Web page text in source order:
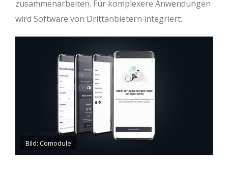
zusammenarbeiten. Für komplexere Anwendungen
wird Software von Drittanbietern integriert.
Bild: Comodule